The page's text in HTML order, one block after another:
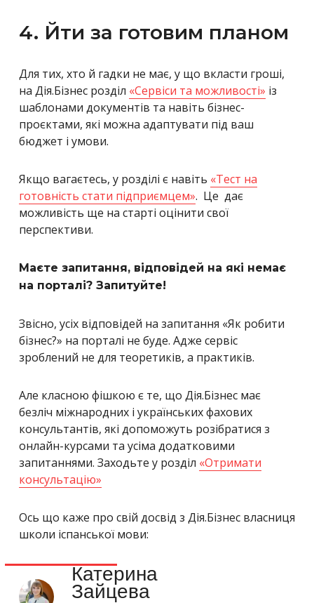
4. Йти за готовим планом
Для тих, хто й гадки не має, у що вкласти гроші,
на Дія.Бізнес розділ «Сервіси та можливості» із
шаблонами документів та навіть бізнес-
проєктами, які можна адаптувати під ваш
бюджет і умови.
Якщо вагаєтесь, у розділі є навіть «Тест на
готовність стати підприємцем». Це дає
можливість ще на старті оцінити свої
перспективи.
Маєте запитання, відповідей на які немає
на порталі? Запитуйте!
Звісно, усіх відповідей на запитання «Як робити
бізнес?» на порталі не буде. Адже сервіс
зроблений не для теоретиків, а практиків.
Але класною фішкою є те, що Дія.Бізнес має
безліч міжнародних і українських фахових
консультантів, які допоможуть розібратися з
онлайн-курсами та усіма додатковими
запитаннями. Заходьте у розділ «Отримати
консультацію»
Ось що каже про свій досвід з Дія.Бізнес власниця
школи іспанської мови:
Катерина
Зайцева